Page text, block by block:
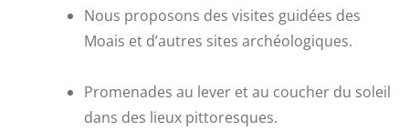
Nous proposons des visites guidées des
Moais et d’autres sites archéologiques.
Promenades au lever et au coucher du soleil
dans des lieux pittoresques.